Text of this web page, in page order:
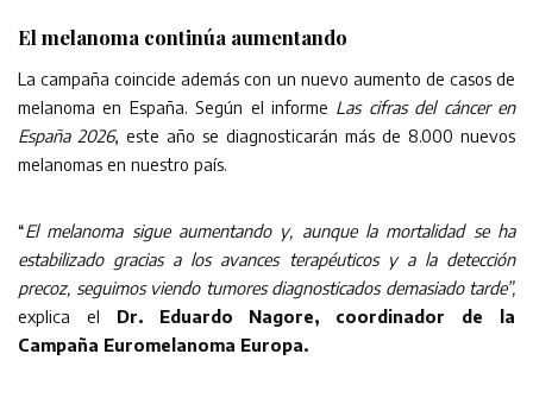
El melanoma continúa aumentando
La campaña coincide además con un nuevo aumento de casos de
melanoma en España. Según el informe Las cifras del cáncer en
España 2026, este año se diagnosticarán más de 8.000 nuevos
melanomas en nuestro país.
“El melanoma sigue aumentando y, aunque la mortalidad se ha
estabilizado gracias a los avances terapéuticos y a la detección
precoz, seguimos viendo tumores diagnosticados demasiado tarde”,
explica el Dr. Eduardo Nagore, coordinador de la
Campaña Euromelanoma Europa.